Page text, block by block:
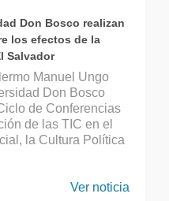
Don Bosco realizan
los efectos de la
Salvador
Manuel Ungo
Don Bosco
de Conferencias
de las TIC en el
la Cultura Política
Ver noticia